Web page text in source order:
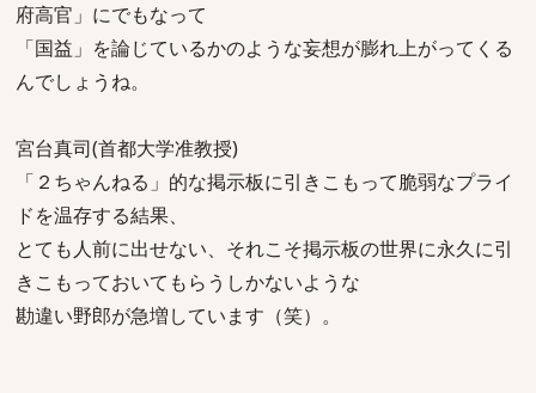
府高官」にでもなって
「国益」を論じているかのような妄想が膨れ上がってくる
んでしょうね。
宮台真司(首都大学准教授)
「２ちゃんねる」的な掲示板に引きこもって脆弱なプライ
ドを温存する結果、
とても人前に出せない、それこそ掲示板の世界に永久に引
きこもっておいてもらうしかないような
勘違い野郎が急増しています（笑）。